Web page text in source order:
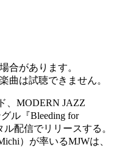
合があります。
曲は試聴できません。
、MODERN JAZZ
ル『Bleeding for
配信でリリースする。
）が率いるMJWは、